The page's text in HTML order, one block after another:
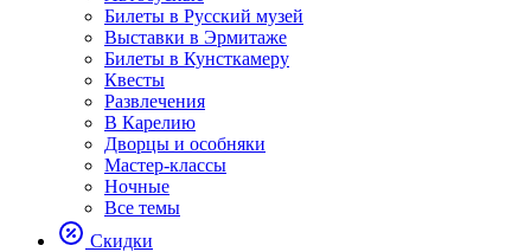
Билеты в Русский музей
Выставки в Эрмитаже
Билеты в Кунсткамеру
Квесты
Развлечения
В Карелию
Дворцы и особняки
Мастер-классы
Ночные
Все темы
Скидки